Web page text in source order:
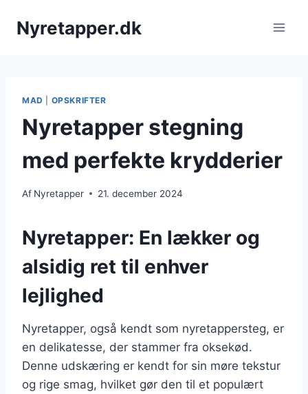
Nyretapper.dk
MAD OPSKRIFTER
Nyretapper stegning
med perfekte krydderier
Af Nyretapper 21. december 2024
Nyretapper: En lækker og
alsidig ret til enhver
lejlighed
Nyretapper, også kendt som nyretappersteg, er
en delikatesse, der stammer fra oksekød.
Denne udskæring er kendt for sin møre tekstur
og rige smag, hvilket gør den til et populært